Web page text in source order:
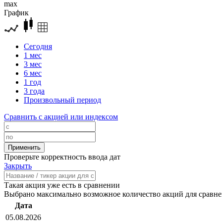
max
График
Сегодня
1 мес
3 мес
6 мес
1 год
3 года
Произвольный период
Сравнить с акцией или индексом
Проверьте корректность ввода дат
Закрыть
Такая акция уже есть в сравнении
Выбрано максимально возможное количество акций для
Дата
05.08.2026